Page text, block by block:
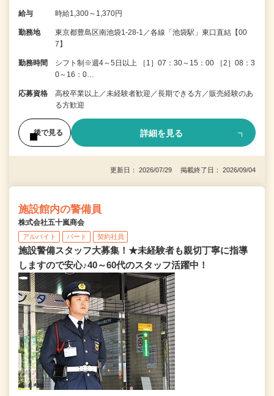
給与 時給1,300～1,370円
勤務地
東京都豊島区南池袋1-28-1／各線「池袋駅」東口直結【00
7】
勤務時間
シフト制※週4～5日以上 ［1］07：30～15：00 ［2］08：3
0～16：0…
応募資格
高校卒業以上／未経験者歓迎／長期できる方／販売経験のあ
る方歓迎
後で見る 詳細を見る
更新日： 2026/07/29 掲載終了日： 2026/09/04
施設館内の警備員
株式会社五十嵐商会
アルバイト パート 契約社員
施設警備スタッフ大募集！★未経験者も親切丁寧に指導
しますので安心♪40～60代のスタッフ活躍中！